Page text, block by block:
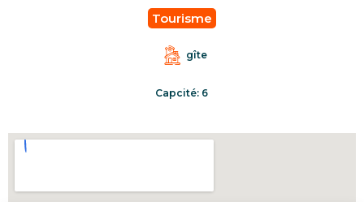
Tourisme
gîte
Capcité: 6